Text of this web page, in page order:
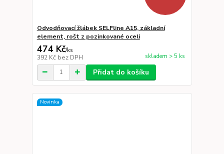
Odvodňovací žlábek SELFline A15, základní
element, rošt z pozinkované oceli
474 Kč/ks
392 Kč bez DPH skladem > 5 ks
Přidat do košíku
Novinka